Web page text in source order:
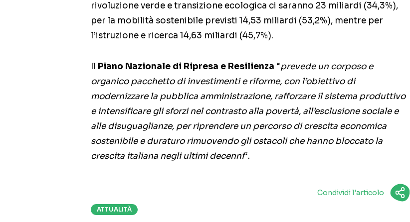
rivoluzione verde e transizione ecologica ci saranno 23 miliardi (34,3%),
per la mobilità sostenibile previsti 14,53 miliardi (53,2%), mentre per
l’istruzione e ricerca 14,63 miliardi (45,7%).
Il Piano Nazionale di Ripresa e Resilienza “prevede un corposo e
organico pacchetto di investimenti e riforme, con l’obiettivo di
modernizzare la pubblica amministrazione, rafforzare il sistema produttivo
e intensificare gli sforzi nel contrasto alla povertà, all’esclusione sociale e
alle disuguaglianze, per riprendere un percorso di crescita economica
sostenibile e duraturo rimuovendo gli ostacoli che hanno bloccato la
crescita italiana negli ultimi decenni“.
Condividi l'articolo
ATTUALITÀ